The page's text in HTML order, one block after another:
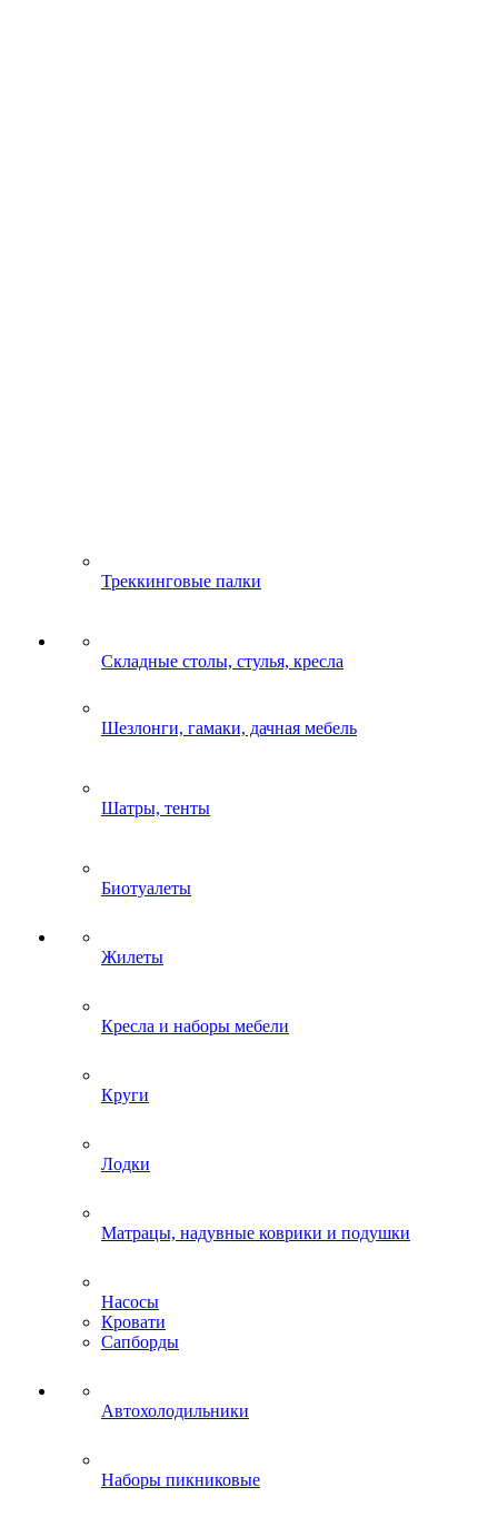
Треккинговые палки
Складные столы, стулья, кресла
Шезлонги, гамаки, дачная мебель
Шатры, тенты
Биотуалеты
Жилеты
Кресла и наборы мебели
Круги
Лодки
Матрацы, надувные коврики и подушки
Насосы
Кровати
Сапборды
Автохолодильники
Наборы пикниковые